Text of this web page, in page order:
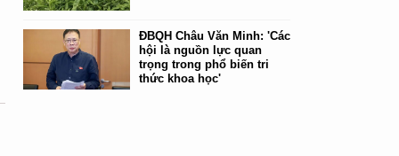
ĐBQH Châu Văn Minh: 'Các
hội là nguồn lực quan
trọng trong phổ biến tri
thức khoa học'